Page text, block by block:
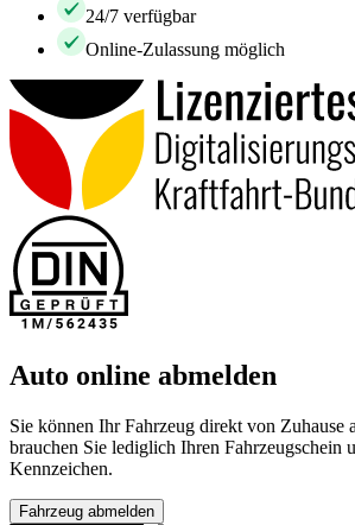
24/7 verfügbar
Online-Zulassung möglich
Auto online abmelden
Sie können Ihr Fahrzeug direkt von Zuhause
brauchen Sie lediglich Ihren Fahrzeugschein
Kennzeichen.
Fahrzeug abmelden